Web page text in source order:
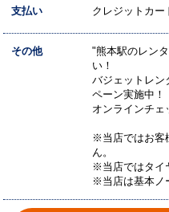
支払い クレジットカ
その他
"熊本駅のレン
い！
バジェットレン
ペーン実施中！
オンラインチェ
※当店ではお客
ん。
※当店ではタイ
※当店は基本ノ